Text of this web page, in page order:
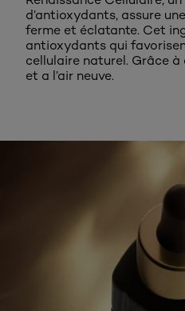
d’antioxydants, assure
ferme et éclatante. Cet
antioxydants qui
cellulaire naturel. Grâce
et a l’air neuve.